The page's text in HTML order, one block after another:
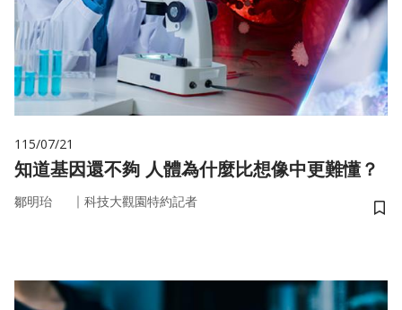
115/07/21
知道基因還不夠 人體為什麼比想像中更難懂？
鄒明珆 ｜ 科技大觀園特約記者
儲